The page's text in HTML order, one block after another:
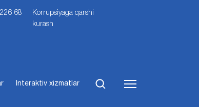
68
Korrupsiyaga qarshi
kurash
Interaktiv xizmatlar